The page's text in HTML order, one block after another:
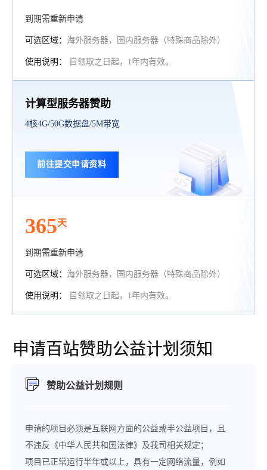
到期需重新申请
可选区域： 海外服务器，国内服务器（特殊商品除外）
使用说明： 自领取之日起，1年内有效。
计算型服务器赞助
4核4G/50G数据盘/5M带宽
前往提交申请资料
365天
到期需重新申请
可选区域： 海外服务器，国内服务器（特殊商品除外）
使用说明： 自领取之日起，1年内有效。
申请百站赞助公益计划须知
赞助公益计划规则
申请的项目必须是互联网方面的公益或半公益项目，且
不违反《中华人民共和国法律》及我司相关规定；
项目已正常运行半年或以上，具有一定网络流量，例如